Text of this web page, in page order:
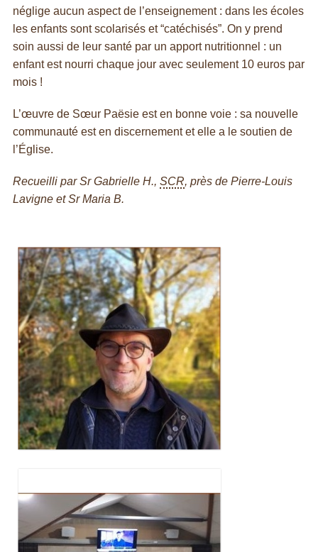
néglige aucun aspect de l’enseignement : dans les écoles
les enfants sont scolarisés et “catéchisés”. On y prend
soin aussi de leur santé par un apport nutritionnel : un
enfant est nourri chaque jour avec seulement 10 euros par
mois !
L’œuvre de Sœur Paësie est en bonne voie : sa nouvelle
communauté est en discernement et elle a le soutien de
l’Église.
Recueilli par Sr Gabrielle H.,SCR, près de Pierre-Louis
Lavigne et Sr Maria B.